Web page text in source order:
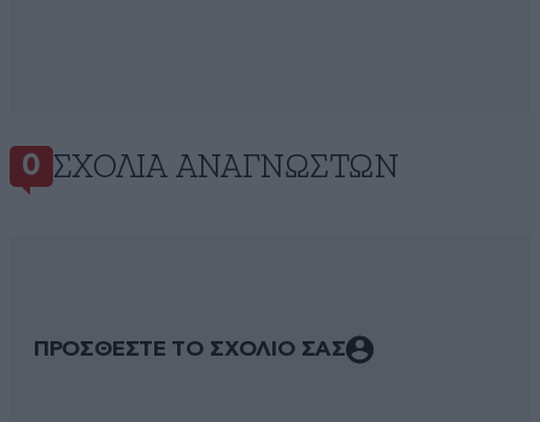
0 ΣΧΌΛΙΑ ΑΝΑΓΝΩΣΤΏΝ
ΠΡΟΣΘΕΣΤΕ ΤΟ ΣΧΟΛΙΟ ΣΑΣ